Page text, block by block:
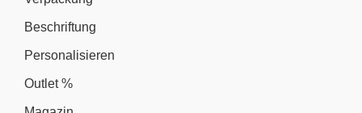
Beschriftung
Personalisieren
Outlet %